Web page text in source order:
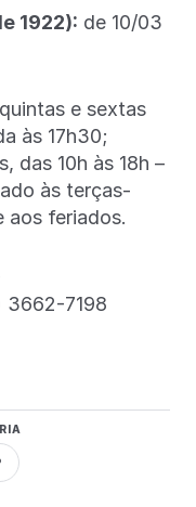
1922): de 10/03
e sextas
às 17h30;
das 10h às 18h –
às terças-
aos feriados.
3662-7198